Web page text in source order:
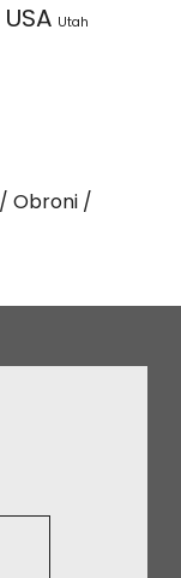
USA Utah
Obroni